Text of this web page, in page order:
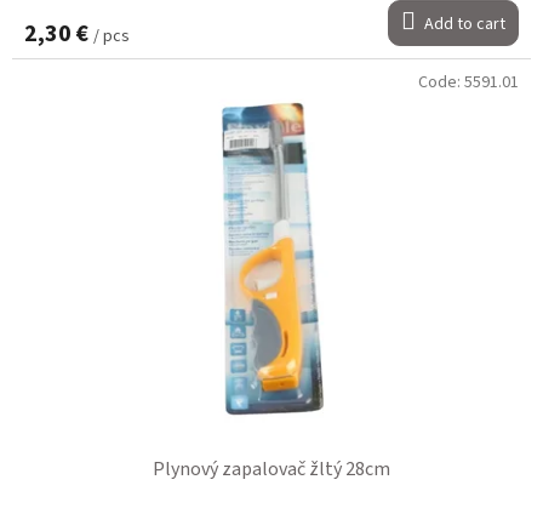
2,30 € / pcs Add to cart
Plynový zapalovač žltý 28cm
Code: 5591.01